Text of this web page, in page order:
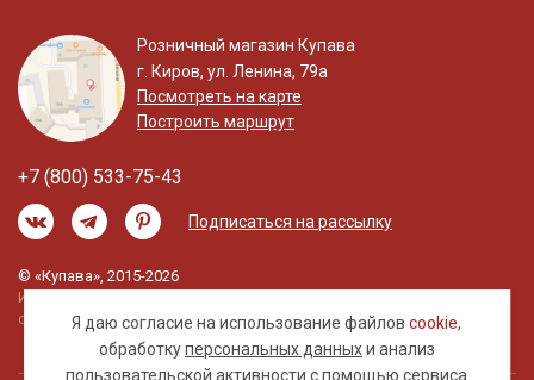
Я даю согласие на использование файловcookie,
обработкуперсональных данныхи анализ
пользовательской активности с помощью сервиса
Розничный магазин Купава
г. Киров, ул. Ленина, 79а
Посмотреть на карте
Построить маршрут
+7 (800) 533-75-43
Подписаться на рассылку
© «Купава», 2015-2026
Информация на сайте не является публичной
офертой.